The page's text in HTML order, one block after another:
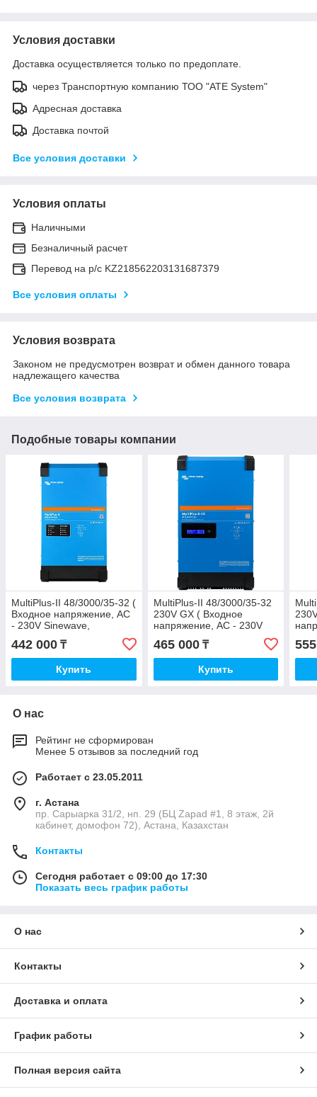
Условия доставки
Доставка осуществляется только по предоплате.
через Транспортную компанию ТОО "ATE System"
Адресная доставка
Доставка почтой
Все условия доставки
Условия оплаты
Наличными
Безналичный расчет
Перевод на р/с KZ218562203131687379
Все условия оплаты
Условия возврата
Законом не предусмотрен возврат и обмен данного товара
надлежащего качества
Все условия возврата
Подобные товары компании
MultiPlus-II 48/3000/35-32 (
Входное напряжение, AC
- 230V Sinewave,
Выходное напряжение,
DC - 48, Выходной
442 000 ₸
Купить
MultiPlus-II 48/3000/35-32
230V GX ( Входное
напряжение, AC - 230V
Sinewave, Выходное
напряжение, DC - 48)
465 000₸
Купить
О нас
Рейтинг не сформирован
Менее 5 отзывов за последний год
Работает с 23.05.2011
г. Астана
пр. Сарыарка 31/2, нп. 29 (БЦ Zapad #1, 8 этаж, 2й
кабинет, домофон 72), Астана, Казахстан
Контакты
Сегодня работает с 09:00 до 17:30
Показать весь график работы
О нас
Контакты
Доставка и оплата
График работы
Полная версия сайта